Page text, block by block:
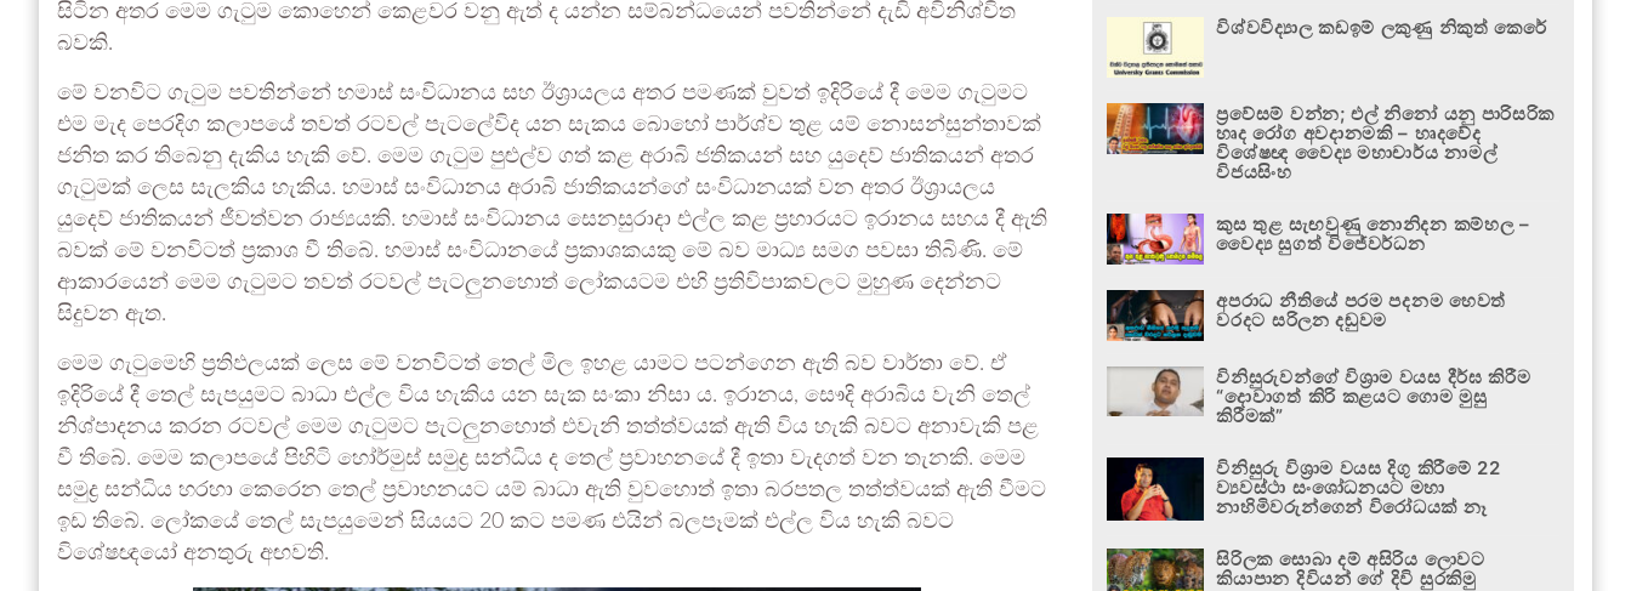
සිටින අතර මෙම ගැටුම කොහෙන් කෙළවර වනු ඇත් ද යන්න සම්බන්ධයෙන් පවතින්නේ දැඩි අවිනිශ්චිත
බවකි.
මේ වනවිට ගැටුම පවතින්නේ හමාස් සංවිධානය සහ ඊශ්‍රායලය අතර පමණක් වුවත් ඉදිරියේ දී මෙම ගැටුමට
එම මැද පෙරදිග කලාපයේ තවත් රටවල් පැටලේවිද යන සැකය බොහෝ පාර්ශ්ව තුළ යම් නොසන්සුන්තාවක්
ජනිත කර තිබෙනු දැකිය හැකි වේ. මෙම ගැටුම පුළුල්ව ගත් කළ අරාබි ජතිකයන් සහ යුදෙව් ජාතිකයන් අතර
ගැටුමක් ලෙස සැලකිය හැකිය. හමාස් සංවිධානය අරාබි ජාතිකයන්ගේ සංවිධානයක් වන අතර ඊශ්‍රායලය
යුදෙව් ජාතිකයන් ජීවත්වන රාජ්‍යයකි. හමාස් සංවිධානය සෙනසුරාදා එල්ල කළ ප්‍රහාරයට ඉරානය සහය දී ඇති
බවක් මේ වනවිටත් ප්‍රකාශ වී තිබේ. හමාස් සංවිධානයේ ප්‍රකාශකයකු මේ බව මාධ්‍ය සමග පවසා තිබිණි. මේ
ආකාරයෙන් මෙම ගැටුමට තවත් රටවල් පැටලුනහොත් ලෝකයටම එහි ප්‍රතිවිපාකවලට මුහුණ දෙන්නට
සිදුවන ඇත.
මෙම ගැටුමෙහි ප්‍රතිඵලයක් ලෙස මේ වනවිටත් තෙල් මිල ඉහළ යාමට පටන්ගෙන ඇති බව වාර්තා වේ. ඒ
ඉදිරියේ දී තෙල් සැපයුමට බාධා එල්ල විය හැකිය යන සැක සංකා නිසා ය. ඉරානය, සෞදි අරාබිය වැනි තෙල්
නිශ්පාදනය කරන රටවල් මෙම ගැටුමට පැටලුනහොත් එවැනි තත්ත්වයක් ඇති විය හැකි බවට අනාවැකි පළ
වී තිබේ. මෙම කලාපයේ පිහිටි හෝර්මුස් සමුද්‍ර සන්ධිය ද තෙල් ප්‍රවාහනයේ දී ඉතා වැදගත් වන තැනකි. මෙම
සමුද්‍ර සන්ධිය හරහා කෙරෙන තෙල් ප්‍රවාහනයට යම් බාධා ඇති වුවහොත් ඉතා බරපතල තත්ත්වයක් ඇති වීමට
ඉඩ තිබේ. ලෝකයේ තෙල් සැපයුමෙන් සියයට 20 කට පමණ එයින් බලපෑමක් එල්ල විය හැකි බවට
විශේෂඥයෝ අනතුරු අඟවති.
විශ්වවිද්‍යාල කඩඉම් ලකුණු නිකුත් කෙරේ
ප්‍රවේසම් වන්න; එල් නිනෝ යනු පාරිසරික
හෘද රෝග අවදානමකි – හෘදවේද
විශේෂඥ වෛද්‍ය මහාචාර්ය නාමල්
විජයසිංහ
කුස තුළ සැඟවුණු නොනිදන කම්හල –
වෛද්‍ය සුගත් විජේවර්ධන
අපරාධ නීතියේ පරම පදනම හෙවත්
වරදට සරිලන දඬුවම
විනිසුරුවන්ගේ විශ්‍රාම වයස දීර්ඝ කිරීම
“දොවාගත් කිරි කළයට ගොම මුසු
කිරීමක්”
විනිසුරු විශ්‍රාම වයස දිගු කිරීමේ 22
ව්‍යවස්ථා සංශෝධනයට මහා
නාහිමිවරුන්ගෙන් විරෝධයක් නෑ
සිරිලක සොබා දම් අසිරිය ලොවට
කියාපාන දිවියන් ගේ දිවි සුරකිමු